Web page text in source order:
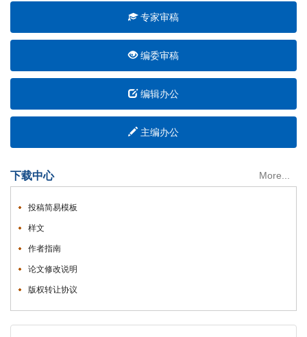
专家审稿
编委审稿
编辑办公
主编办公
下载中心 More...
投稿简易模板
样文
作者指南
论文修改说明
版权转让协议